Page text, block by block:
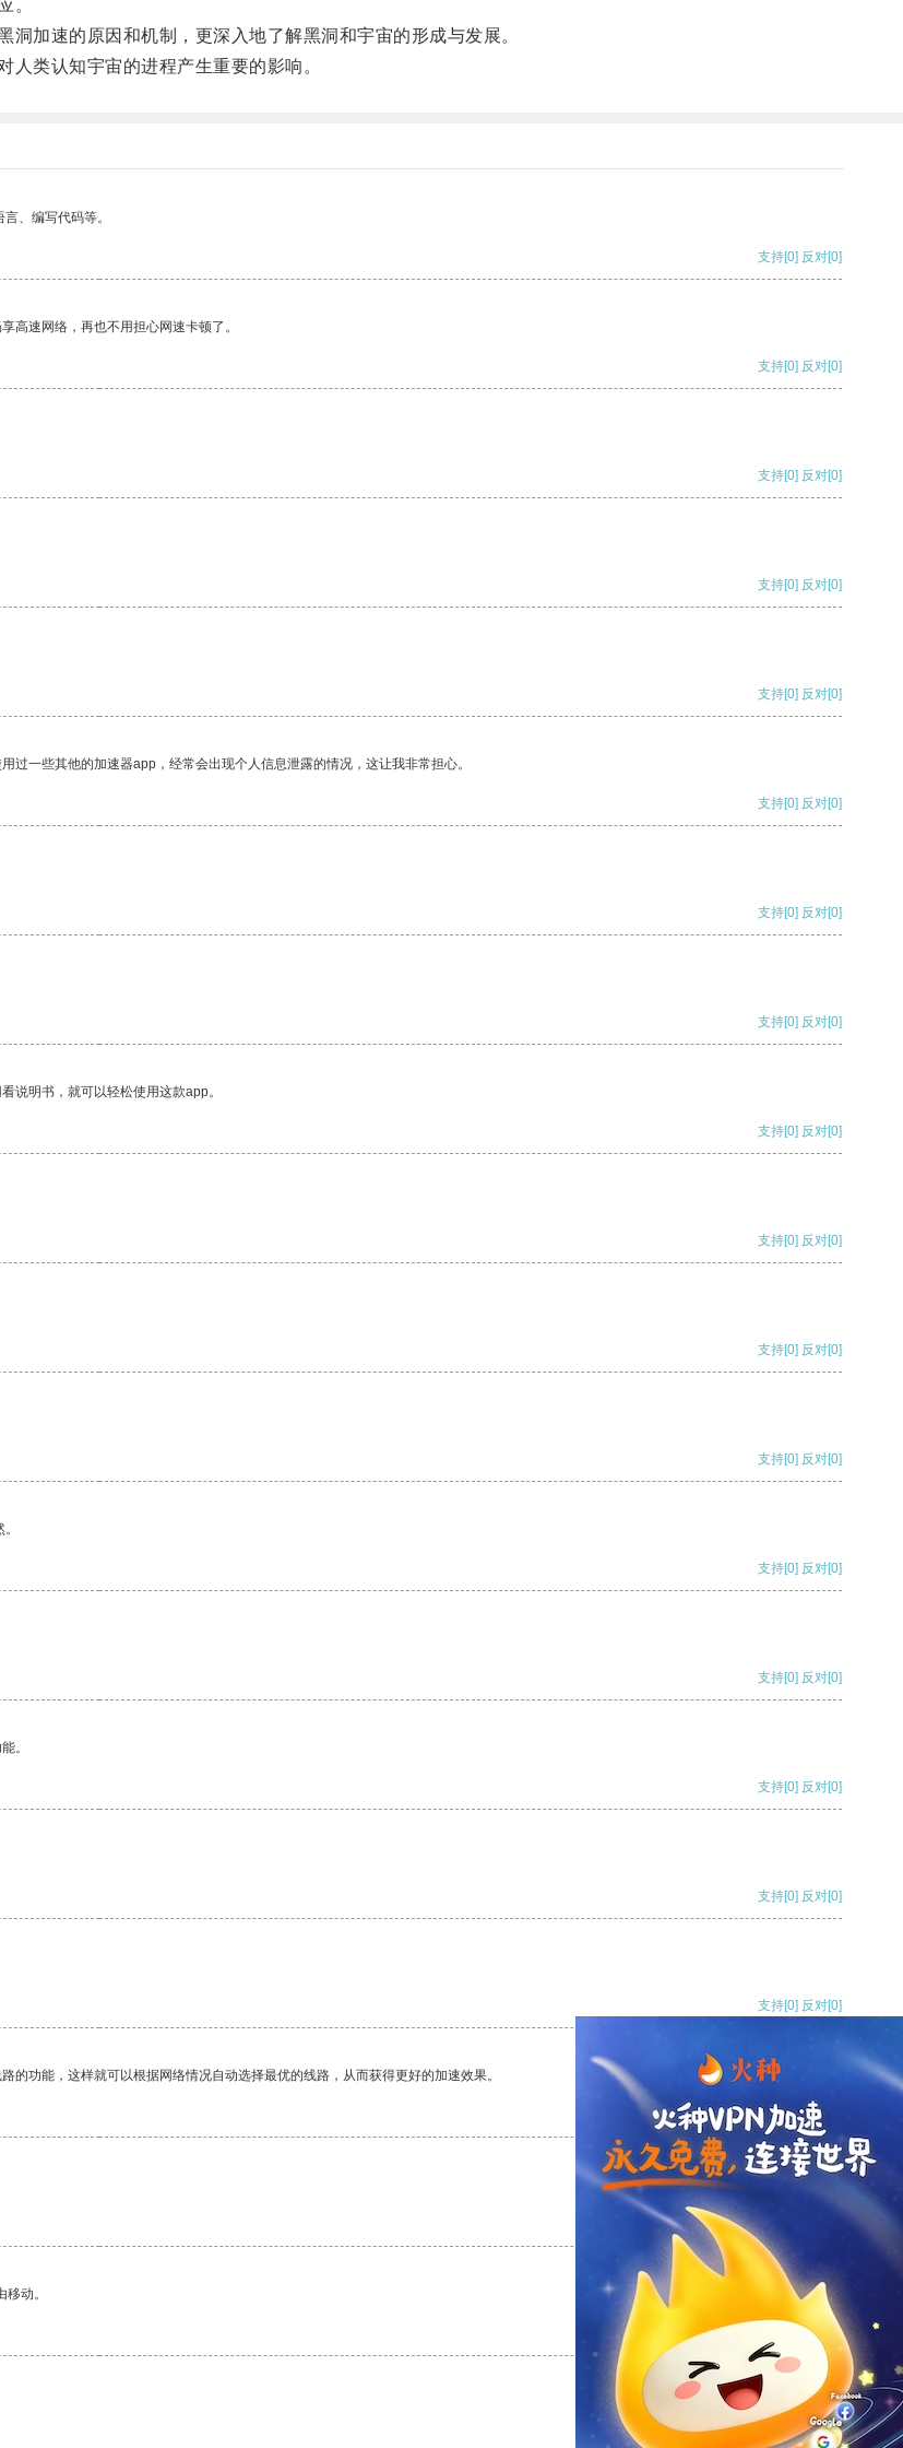
。
加速的原因和机制，更深入地了解黑洞和宇宙的形成与发展。
类认知宇宙的进程产生重要的影响。
、编写代码等。
支持[0] 反对[0]
高速网络，再也不用担心网速卡顿了。
支持[0] 反对[0]
支持[0] 反对[0]
支持[0] 反对[0]
支持[0] 反对[0]
一些其他的加速器app，经常会出现个人信息泄露的情况，这让我非常担心。
支持[0] 反对[0]
支持[0] 反对[0]
支持[0] 反对[0]
说明书，就可以轻松使用这款app。
支持[0] 反对[0]
支持[0] 反对[0]
支持[0] 反对[0]
支持[0] 反对[0]
支持[0] 反对[0]
支持[0] 反对[0]
。
支持[0] 反对[0]
支持[0] 反对[0]
支持[0] 反对[0]
功能，这样就可以根据网络情况自动选择最优的线路，从而获得更好的加速效果。
支持[0] 反对
支持
动。
反对 [0]
支持[0] 反对[0]